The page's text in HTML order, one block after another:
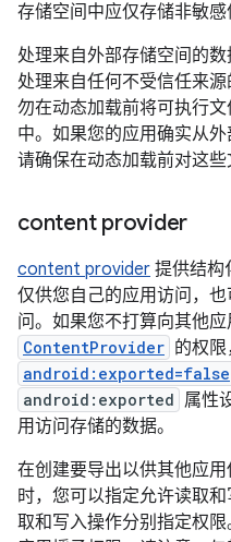
存储空间中应仅存储非敏感
处理来自外部存储空间的
处理来自任何不受信任来
勿在动态加载前将可执行
中。如果您的应用确实从外
请确保在动态加载前对这些
content provider
content provider 提供结构
仅供您自己的应用访问，
问。如果您不打算向其他
ContentProvider 的权
android:exported=false
android:exported 属性
用访问存储的数据。
在创建要导出以供其他应用
时，您可以指定允许读取
取和写入操作分别指定权